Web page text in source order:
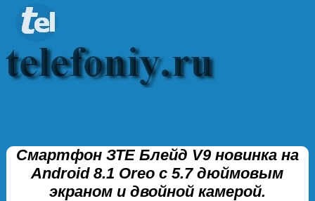
Смартфон ЗТЕ Блейд V9 новинка на
Android 8.1 Oreo с 5.7 дюймовым
экраном и двойной камерой.